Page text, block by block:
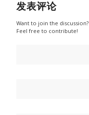
发表评论
Want to join the discussion?
Feel free to contribute!